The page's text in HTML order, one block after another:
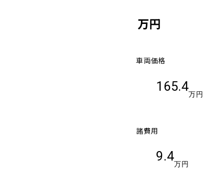
万円
車両価格
165.4
万円
諸費用
9.4
万円